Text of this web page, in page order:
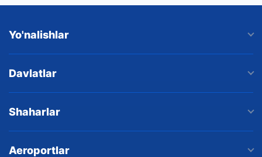
Yo'nalishlar
Davlatlar
Shaharlar
Aeroportlar